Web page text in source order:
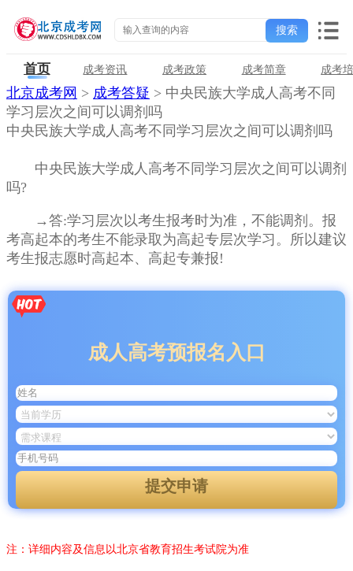
首页 成考资讯 成考政策 成考简章 成考
北京成考网 > 成考答疑 > 中央民族大学成人高考不同
学习层次之间可以调剂吗
中央民族大学成人高考不同学习层次之间可以调剂吗
中央民族大学成人高考不同学习层次之间可以调剂
吗?
→答:学习层次以考生报考时为准，不能调剂。报
考高起本的考生不能录取为高起专层次学习。所以建议
考生报志愿时高起本、高起专兼报!
成人高考预报名入口
提交申请
注：详细内容及信息以北京省教育招生考试院为准